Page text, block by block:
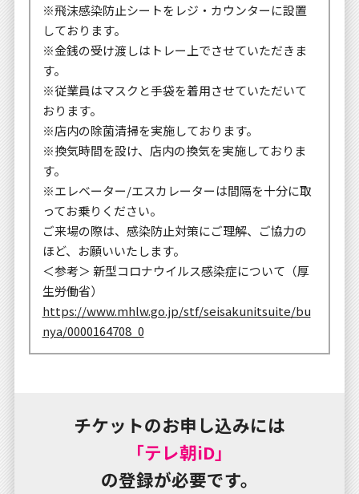
※飛沫感染防止シートをレジ・カウンターに設置
しております。
※金銭の受け渡しはトレー上でさせていただきま
す。
※従業員はマスクと手袋を着用させていただいて
おります。
※店内の除菌清掃を実施しております。
※換気時間を設け、店内の換気を実施しておりま
す。
※エレベーター/エスカレーターは間隔を十分に取
ってお乗りください。
ご来場の際は、感染防止対策にご理解、ご協力の
ほど、お願いいたします。
＜参考＞ 新型コロナウイルス感染症について（厚
生労働省）
https://www.mhlw.go.jp/stf/seisakunitsuite/bu
nya/0000164708_0
チケットのお申し込みには
「テレ朝iD」
の登録が必要です。